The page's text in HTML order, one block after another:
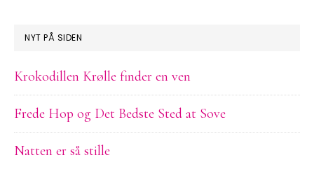
NYT PÅ SIDEN
Krokodillen Krølle finder en ven
Frede Hop og Det Bedste Sted at Sove
Natten er så stille